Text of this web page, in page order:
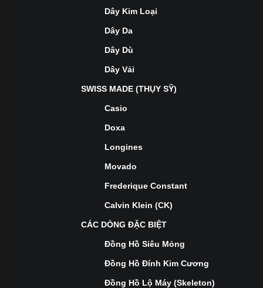
Dây Kim Loại
Dây Da
Dây Dù
Dây Vải
SWISS MADE (THỤY SỸ)
Casio
Doxa
Longines
Movado
Frederique Constant
Calvin Klein (CK)
CÁC DÒNG ĐẶC BIỆT
Đồng Hồ Siêu Mỏng
Đồng Hồ Đính Kim Cương
Đồng Hồ Lộ Máy (Skeleton)